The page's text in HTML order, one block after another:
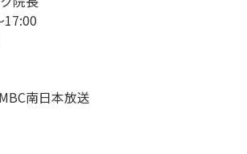
南日本放送